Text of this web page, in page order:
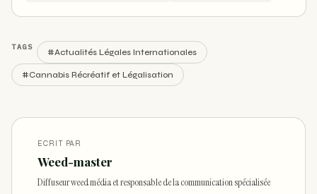
TAGS
#Actualités Légales Internationales
#Cannabis Récréatif et Légalisation
ECRIT PAR
Weed-master
Diffuseur weed média et responsable de la communication spécialisée